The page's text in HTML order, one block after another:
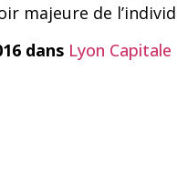
majeure de
dans Lyon Capitale